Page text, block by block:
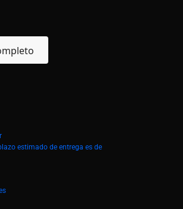
estimado de entrega es de